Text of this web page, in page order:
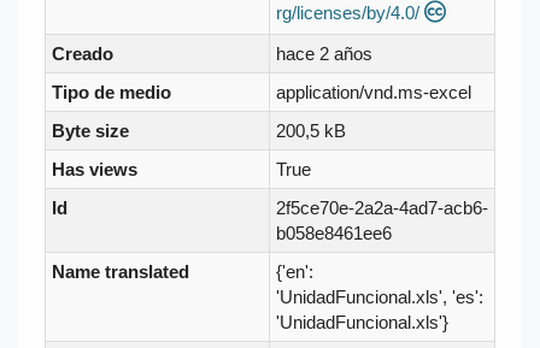
rg/licenses/by/4.0/
Creado
hace 2 años
Tipo de medio
application/vnd.ms-excel
Byte size
200,5 kB
Has views
True
Id
2f5ce70e-2a2a-4ad7-acb6-
b058e8461ee6
Name translated
{'en':
'UnidadFuncional.xls', 'es':
'UnidadFuncional.xls'}